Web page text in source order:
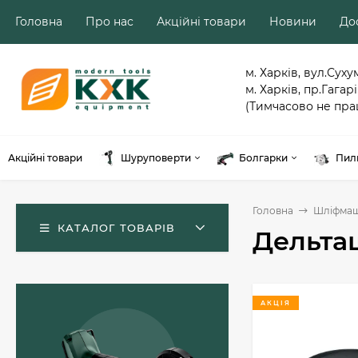
Головна Про нас Акційні товари Новини
м. Харків,
м. Харків,
(Тимчасово не
Акційні товари Шуруповерти Болгарки
Головна
АКЦІЯ
КАТАЛОГ ТОВАРІВ
Акумуляторний